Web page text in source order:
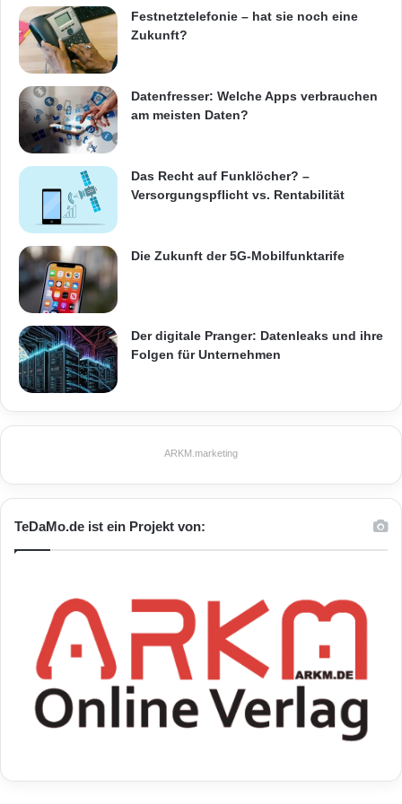
Ideen und Erfindungen sowohl in der
Forschung und Entwicklung von Ressourcen,
als auch bei Unternehmensprozessen und der
Umwelt zu arbeiten. Wir sind bemüht, die FE-
Fähigkeiten, die ein Kernbestandteil des
Unternehmens und damit das Ergebnis der
technologischen Entwicklung in Taiwan sind,
auch international bekannt zu machen, um
den Ruf taiwanesischer Technologie im
internationalen akademischen Umfeld zu
stärken. Die Tatsache, dass wir bereits zum
neunten Mal in Folge für die Präsentation
unserer Arbeiten auf der ISSCC ausgewählt
wurden, ist nicht nur eine Ehre für MediaTek,
Zukunft wird MediaTek seine Ressourcen und
das Umfeld durch die Förderung von neuem
entwickeln und damit die internationale
Visibilität und industrielle Konkurrenzfähigkeit
der taiwanesischen Technologie insgesamt
stärken.“
Festnetztelefonie – hat sie noch eine
Zukunft?
Datenfresser: Welche Apps verbrauchen
am meisten Daten?
Das Recht auf Funklöcher? –
Versorgungspflicht vs. Rentabilität
Die Zukunft der 5G-Mobilfunktarife
Der digitale Pranger: Datenleaks und ihre
Folgen für Unternehmen
ARKM.marketing
TeDaMo.de ist ein Projekt von: